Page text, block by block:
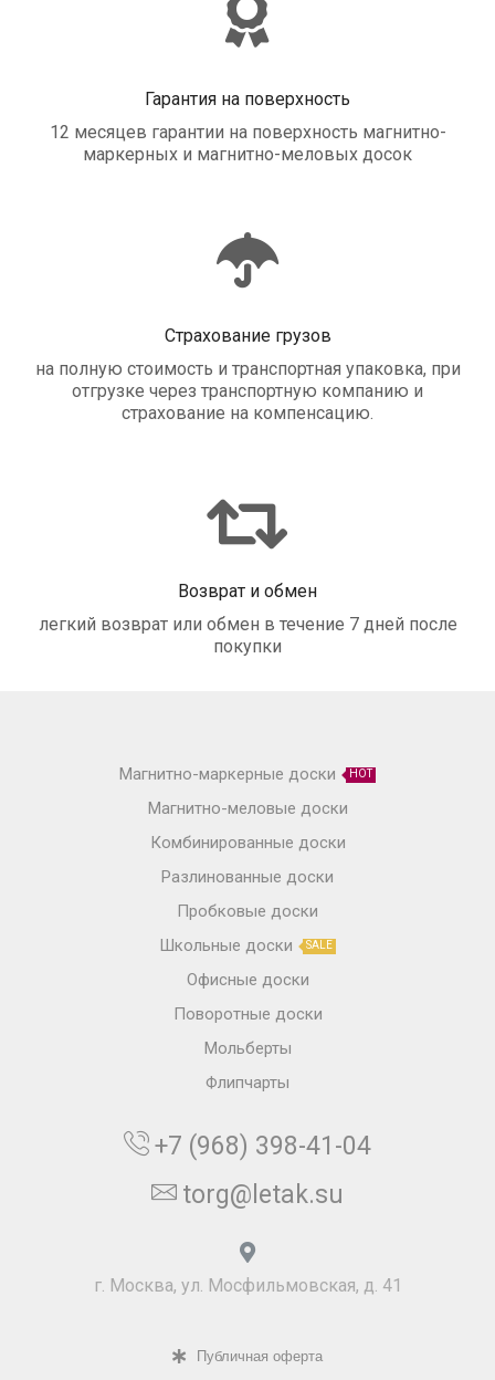
Гарантия на поверхность
12 месяцев гарантии на поверхность магнитно-
маркерных и магнитно-меловых досок
Страхование грузов
на полную стоимость и транспортная упаковка, при
отгрузке через транспортную компанию и
страхование на компенсацию.
Возврат и обмен
легкий возврат или обмен в течение 7 дней после
покупки
Магнитно-маркерные доски HOT
Магнитно-меловые доски
Комбинированные доски
Разлинованные доски
Пробковые доски
Школьные доски
SALE
Офисные доски
Поворотные доски
Мольберты
Флипчарты
+7 (968) 398-41-04
torg@letak.su
г. Москва, ул. Мосфильмовская, д. 41
Публичная оферта